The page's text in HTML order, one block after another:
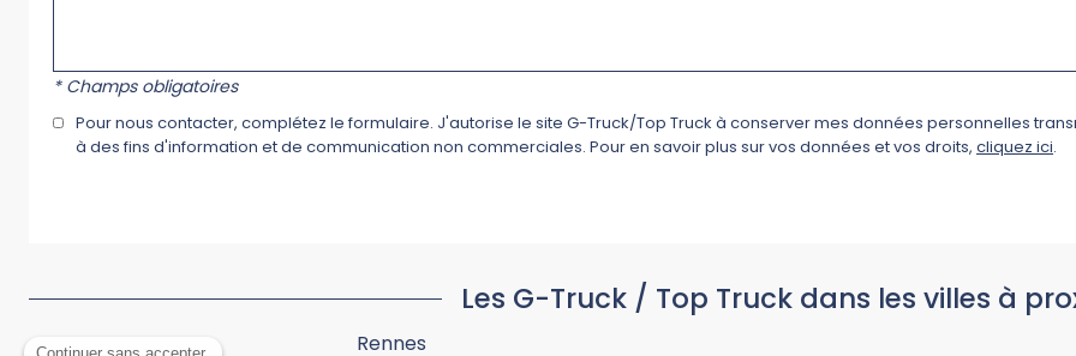
* Champs obligatoires
Pour nous contacter, complétez le formulaire. J'autorise le site G-Truck/Top Truck à conserver mes données personnelles
à des fins d'information et de communication non commerciales. Pour en savoir plus sur vos données et vos droits,cliquez ici.
Les G-Truck / Top Truck dans les villes à
Rennes